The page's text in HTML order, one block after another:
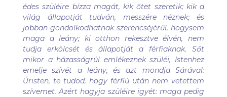
édes szüléire bízza magát, kik őtet szeretik; kik a
világ állapotját tudván, messzére néznek; és
jobban gondolkodhatnak szerencséjérűl, hogysem
maga a leány; ki otthon rekesztve élvén, nem
tudja erkölcsét és állapotját a férfiaknak. Sőt
mikor a házasságrúl emlékeznek szüléi, Istenhez
emelje szívét a leány, és azt mondja Sárával:
Úristen, te tudod, hogy férfiú után nem vetettem
szívemet. Azért hagyja szüléire igyét: maga pedig